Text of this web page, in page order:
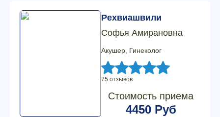
Рехвиашвили
Софья Амирановна
Акушер, Гинеколог
75 отзывов
Стоимость приема
4450 Руб